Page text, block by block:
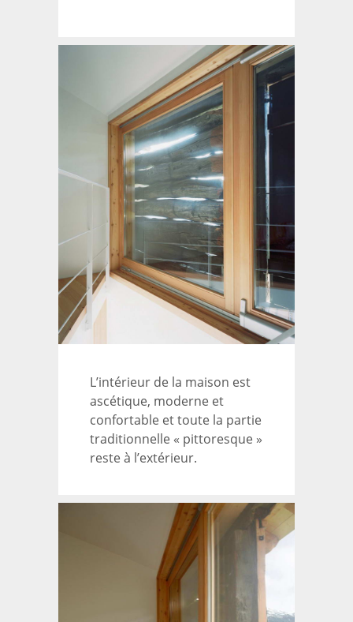
L’intérieur de la maison est
ascétique, moderne et
confortable et toute la partie
traditionnelle « pittoresque »
reste à l’extérieur.